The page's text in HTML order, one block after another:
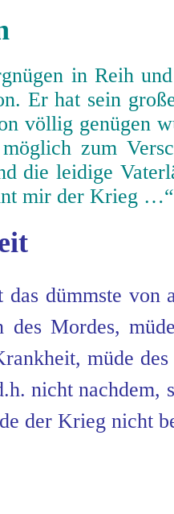
in Reih
Er hat sein
völlig genügen
zum
die leidige
mir der Krieg
das dümmste
des Mordes,
müde
nicht nachdem,
der Krieg nicht